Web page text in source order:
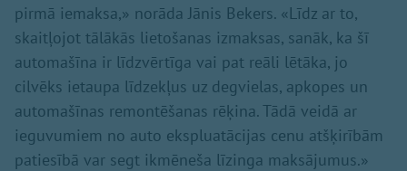
pirmā iemaksa,» norāda Jānis Bekers. «Līdz ar to,
skaitļojot tālākās lietošanas izmaksas, sanāk, ka šī
automašīna ir līdzvērtīga vai pat reāli lētāka, jo
cilvēks ietaupa līdzekļus uz degvielas, apkopes un
automašīnas remontēšanas rēķina. Tādā veidā ar
ieguvumiem no auto ekspluatācijas cenu atšķirībām
patiesībā var segt ikmēneša līzinga maksājumus.»